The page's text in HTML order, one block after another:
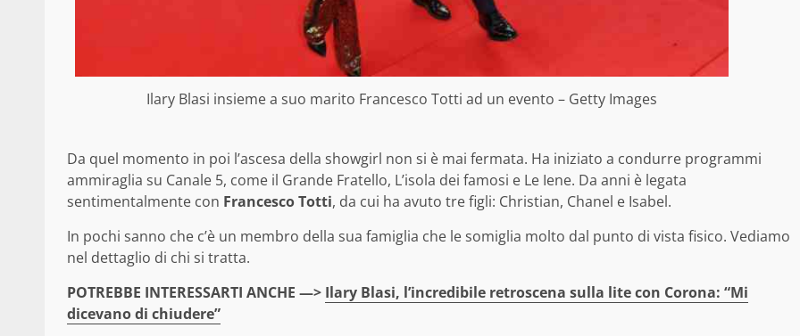
Ilary Blasi insieme a suo marito Francesco Totti ad un evento – Getty Images
Da quel momento in poi l’ascesa della showgirl non si è mai fermata. Ha iniziato a condurre programmi
ammiraglia su Canale 5, come il Grande Fratello, L’isola dei famosi e Le Iene. Da anni è legata
sentimentalmente con Francesco Totti, da cui ha avuto tre figli: Christian, Chanel e Isabel.
In pochi sanno che c’è un membro della sua famiglia che le somiglia molto dal punto di vista fisico. Vediamo
nel dettaglio di chi si tratta.
POTREBBE INTERESSARTI ANCHE —> Ilary Blasi, l’incredibile retroscena sulla lite con Corona: “Mi
dicevano di chiudere”